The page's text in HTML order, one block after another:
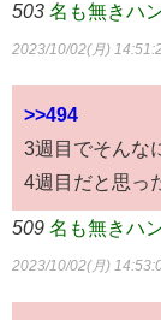
503 名も無きハ
2023/10/02(月)
>>494
3週目でそんな
4週目だと思っ
509 名も無きハ
2023/10/02(月)